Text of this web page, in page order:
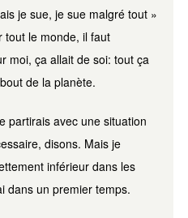
je sue, je sue malgré tout »
tout le monde, il faut
moi, ça allait de soi: tout ça
de la planète.
partirais avec une situation
disons. Mais je
inférieur dans les
dans un premier temps.